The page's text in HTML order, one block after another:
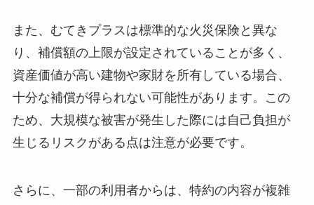
また、むてきプラスは標準的な火災保険と異な
り、補償額の上限が設定されていることが多く、
資産価値が高い建物や家財を所有している場合、
十分な補償が得られない可能性があります。この
ため、大規模な被害が発生した際には自己負担が
生じるリスクがある点は注意が必要です。
さらに、一部の利用者からは、特約の内容が複雑